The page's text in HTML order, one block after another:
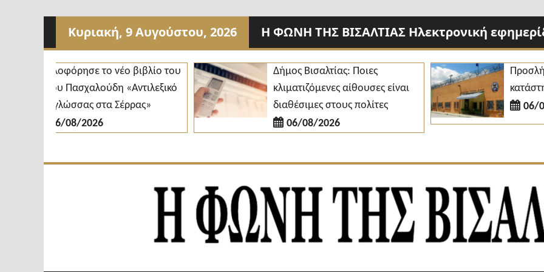
Κυριακή, 9 Αυγούστου, 2026 Η ΦΩΝΗ ΤΗΣ ΒΙΣΑΛΤΙΑΣ Ηλεκτρονική
Κυκλοφόρησε το νέο βιβλίο του
Νίκου Πασχαλούδη «Αντιλεξικό
της γλώσσας στα Σέρρας»
06/08/2026
Δήμος Βισαλτίας: Ποιες
κλιματιζόμενες αίθουσες είναι
διαθέσιμες στους πολίτες
06/08/2026
Προσλήψεις
κατάστημα
06/08/